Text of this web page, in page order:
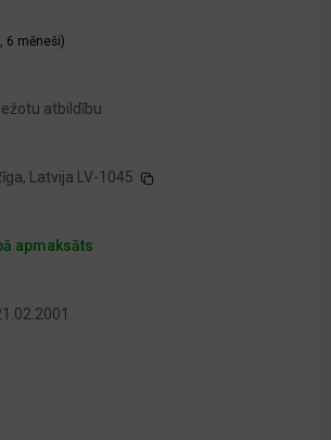
6 mēneši)
atbildību
Latvija LV-1045
apmaksāts